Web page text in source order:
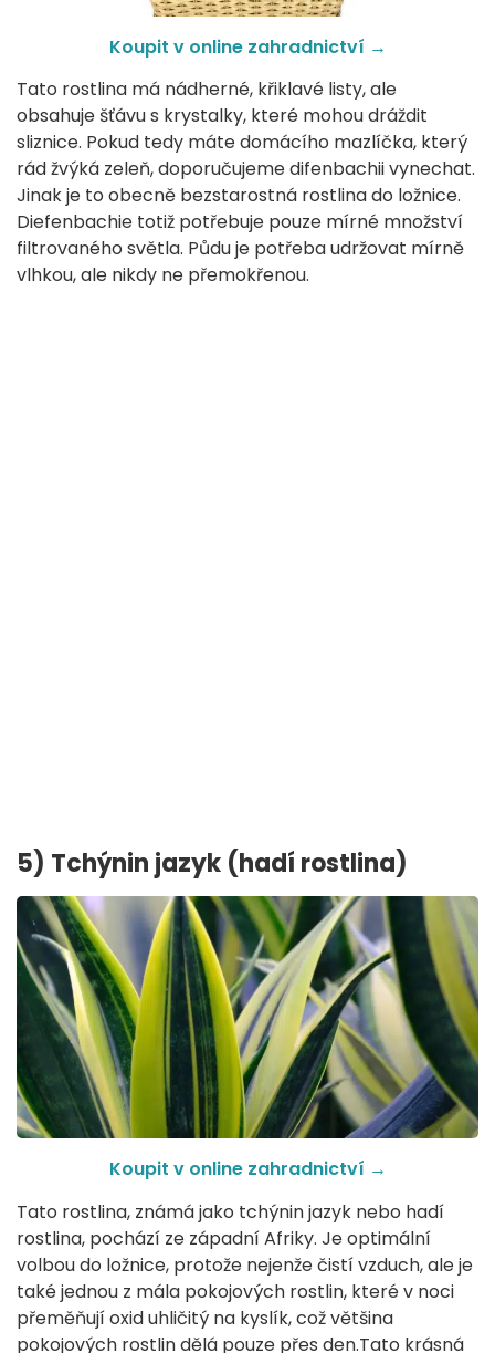
Koupit v online zahradnictví →
Tato rostlina má nádherné, křiklavé listy, ale
obsahuje šťávu s krystalky, které mohou dráždit
sliznice. Pokud tedy máte domácího mazlíčka, který
rád žvýká zeleň, doporučujeme difenbachii vynechat.
Jinak je to obecně bezstarostná rostlina do ložnice.
Diefenbachie totiž potřebuje pouze mírné množství
filtrovaného světla. Půdu je potřeba udržovat mírně
vlhkou, ale nikdy ne přemokřenou.
5) Tchýnin jazyk (hadí rostlina)
Koupit v online zahradnictví →
Tato rostlina, známá jako tchýnin jazyk nebo hadí
rostlina, pochází ze západní Afriky. Je optimální
volbou do ložnice, protože nejenže čistí vzduch, ale je
také jednou z mála pokojových rostlin, které v noci
přeměňují oxid uhličitý na kyslík, což většina
pokojových rostlin dělá pouze přes den.Tato krásná